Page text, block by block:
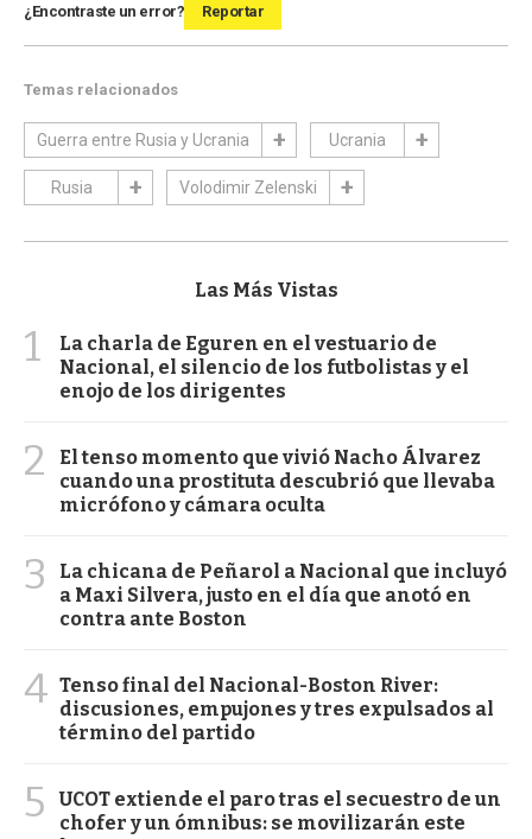
¿Encontraste un error? Reportar
Temas relacionados
Guerra entre Rusia y Ucrania Ucrania
Rusia Volodimir Zelenski
Las Más Vistas
1
La charla de Eguren en el vestuario de
Nacional, el silencio de los futbolistas y el
enojo de los dirigentes
2
El tenso momento que vivió Nacho Álvarez
cuando una prostituta descubrió que llevaba
micrófono y cámara oculta
3
La chicana de Peñarol a Nacional que incluyó
a Maxi Silvera, justo en el día que anotó en
contra ante Boston
4 Tenso final del Nacional-Boston River:
discusiones, empujones y tres expulsados al
término del partido
5
UCOT extiende el paro tras el secuestro de un
chofer y un ómnibus: se movilizarán este